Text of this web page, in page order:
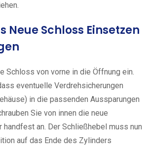
Neue Schloss Einsetzen
Schloss von vorne in die Öffnung ein.
eventuelle Verdrehsicherungen
in die passenden Aussparungen
Sie von innen die neue
an. Der Schließhebel muss nun
auf das Ende des Zylinders